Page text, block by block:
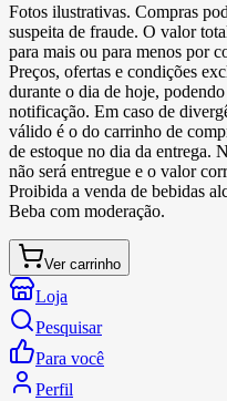
Fotos ilustrativas. Compras
suspeita de fraude. O valor
para mais ou para menos por
Preços, ofertas e condições
durante o dia de hoje,
notificação. Em caso de
válido é o do carrinho de
de estoque no dia da entrega.
não será entregue e o valor
Proibida a venda de bebidas
Beba com moderação.
Ver carrinho
Loja
Pesquisar
Para você
Perfil